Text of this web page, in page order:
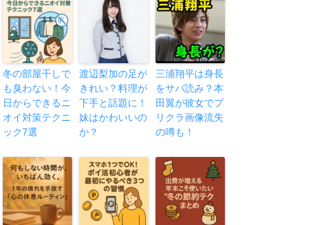
冬の部屋干しで
も臭わない！今
日からできるニ
オイ対策テクニ
ック7選
渡辺梨加の足が
きれい？料理が
下手と話題に！
妹はかわいいの
か？
三浦翔平は身長
をサバ読み？本
田翼が彼女でプ
リクラ画像流失
の噂も！